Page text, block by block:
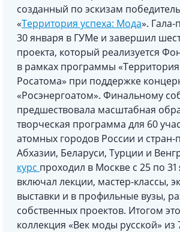
созданный по эскизам
«Территория успеха: Мода». Гала-
30 января в ГУМе и завершил
проекта, который реализуется
в рамках программы «Территория
Росатома» при поддержке
«Росэнергоатом». Финальному
предшествовала масштабная
творческая программа для 60
атомных городов России и стран-
Абхазии, Беларуси, Турции и
курс проходил в Москве с 25 по 31
включал лекции, мастер-классы,
выставки и в профильные вузы,
собственных проектов. Итогом
коллекция «Век моды русской» из